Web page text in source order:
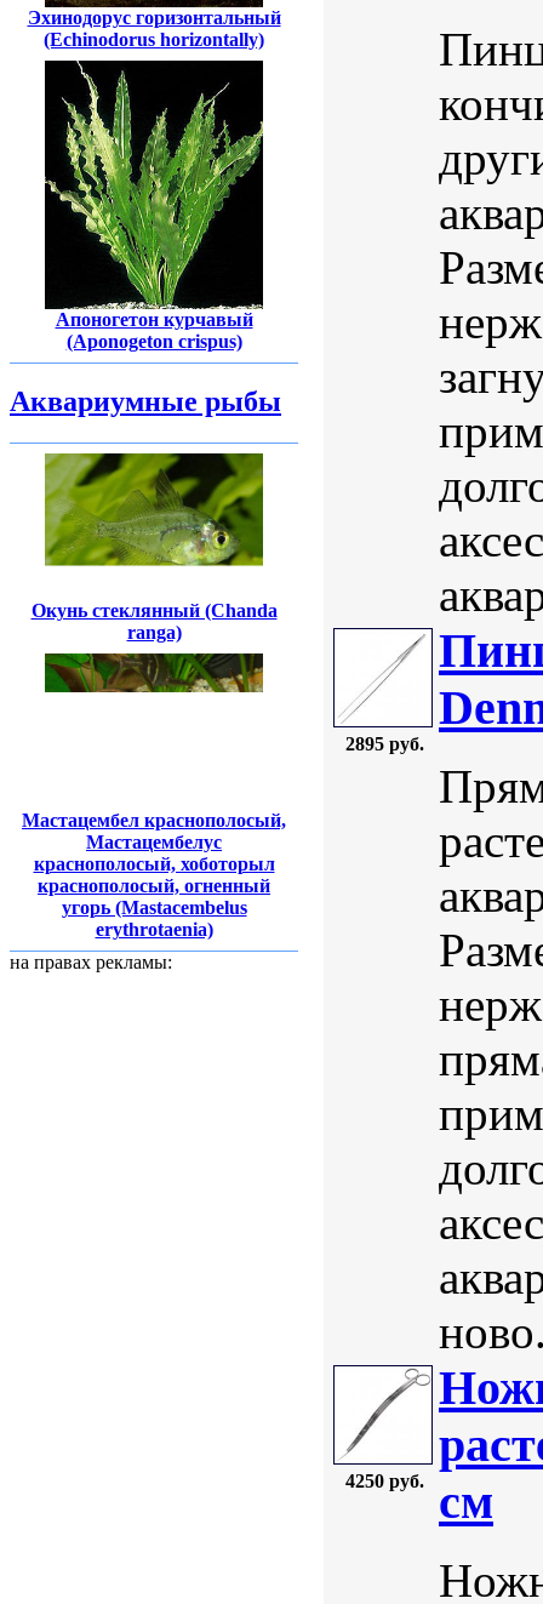
Эхинодорус горизонтальный
(Echinodorus horizontally)
Апоногетон курчавый
(Aponogeton crispus)
Аквариумные рыбы
Окунь стеклянный (Chanda
ranga)
Мастацембел краснополосый,
Мастацембелус
краснополосый, хоботорыл
краснополосый, огненный
угорь (Mastacembelus
erythrotaenia)
на правах рекламы:
2895 руб.
4250 руб.
см